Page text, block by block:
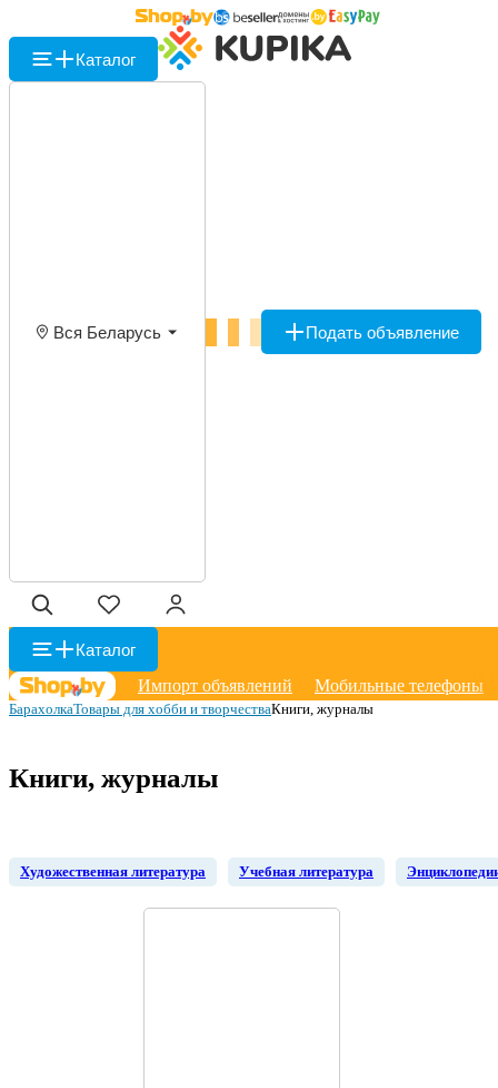
Каталог
Вся Беларусь Подать объявление
Каталог
Импорт объявлений
Мобильные телефоны
БарахолкаТовары для хобби и творчестваКниги, журналы
Книги, журналы
Художественная литература Учебная литература